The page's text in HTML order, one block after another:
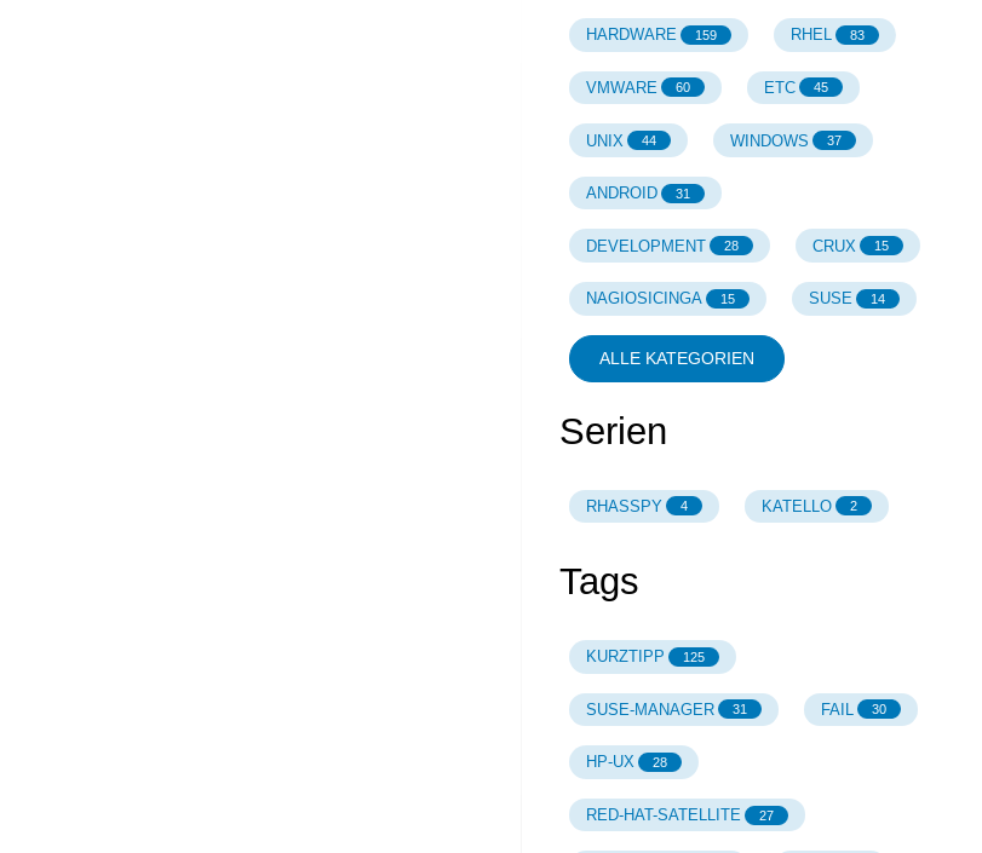
HARDWARE 159 RHEL 83
VMWARE 60 ETC 45
UNIX 44 WINDOWS 37
ANDROID 31
DEVELOPMENT 28 CRUX 15
NAGIOSICINGA 15 SUSE 14
ALLE KATEGORIEN
Serien
RHASSPY 4 KATELLO 2
Tags
KURZTIPP 125
SUSE-MANAGER 31 FAIL 30
HP-UX 28
RED-HAT-SATELLITE 27